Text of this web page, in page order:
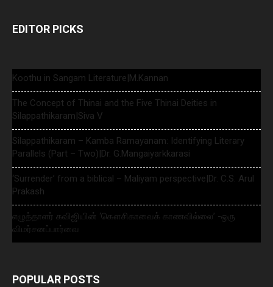
EDITOR PICKS
Koothu in Sangam Literature|M.Kannan
The Concept of Thinai and the Five Thinai Deities in
Silappathikaram|Siva V
Silappathikaram – Kamba Ramayanam: Identifying Literary
Parallels (Part – Two)|Dr. G.Mangaiyarkkarasi
‘Surrender’ from a biblical – Maliyam perspective|Dr. C.S. Arul
Prakash
எழுத்தாளர் கவிஜியின் ‘கௌசிகாவைக் காணவில்லை’ -ஒரு
விமர்சனப்பார்வை
POPULAR POSTS